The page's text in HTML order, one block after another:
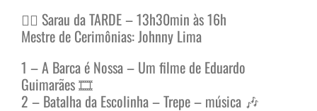
👉🏼 Sarau da TARDE – 13h30min às 16h
Mestre de Cerimônias: Johnny Lima
1 – A Barca é Nossa – Um filme de Eduardo
Guimarães 🎞️
2 – Batalha da Escolinha – Trepe – música 🎶